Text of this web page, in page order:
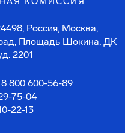
Россия, Москва,
Площадь Шокина, ДК
2201
8 800 600-56-89
75-04
22-13